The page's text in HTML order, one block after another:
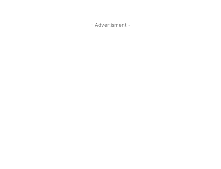
- Advertisment -